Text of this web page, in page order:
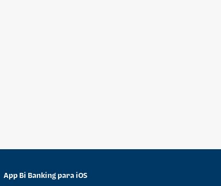
App Bi Banking para iOS